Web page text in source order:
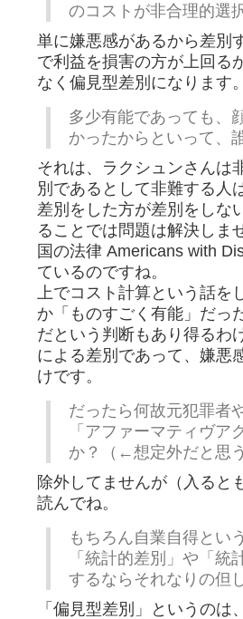
のコストが非合理的選
単に嫌悪感があるから差別
で利益を損害の方が上回る
なく偏見型差別になります
多少有能であっても、
かったからといって、
それは、ラクシュンさんは
別であるとして非難する人
差別をした方が差別をしな
ることでは問題は解決しま
国の法律 Americans with
ているのですね。
上でコスト計算という話
か「ものすごく有能」だっ
だという判断もあり得るわ
による差別であって、嫌悪
けです。
だったら何故元犯罪者
「アファーマティヴ
か？（←想定外だと思
除外してませんが（入ると
読んでね。
もちろん自業自得とい
「統計的差別」や「
するならそれなりの但
「偏見型差別」というの